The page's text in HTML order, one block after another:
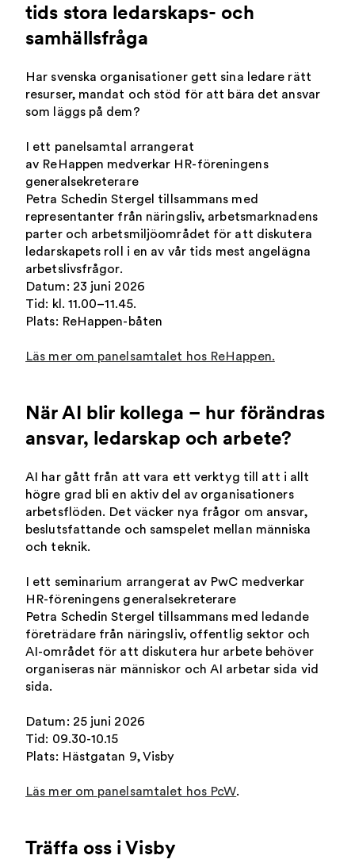
tids stora ledarskaps- och
samhällsfråga
Har svenska organisationer gett sina ledare rätt
resurser, mandat och stöd för att bära det ansvar
som läggs på dem?
I ett panelsamtal arrangerat
av ReHappen medverkar HR-föreningens
generalsekreterare
Petra Schedin Stergel tillsammans med
representanter från näringsliv, arbetsmarknadens
parter och arbetsmiljöområdet för att diskutera
ledarskapets roll i en av vår tids mest angelägna
arbetslivsfrågor.
Datum: 23 juni 2026
Tid: kl. 11.00–11.45.
Plats: ReHappen-båten
Läs mer om panelsamtalet hos ReHappen.
När AI blir kollega – hur förändras
ansvar, ledarskap och arbete?
AI har gått från att vara ett verktyg till att i allt
högre grad bli en aktiv del av organisationers
arbetsflöden. Det väcker nya frågor om ansvar,
beslutsfattande och samspelet mellan människa
och teknik.
I ett seminarium arrangerat av PwC medverkar
HR-föreningens generalsekreterare
Petra Schedin Stergel tillsammans med ledande
företrädare från näringsliv, offentlig sektor och
AI-området för att diskutera hur arbete behöver
organiseras när människor och AI arbetar sida vid
sida.
Datum: 25 juni 2026
Tid: 09.30-10.15
Plats: Hästgatan 9, Visby
Läs mer om panelsamtalet hos PcW.
Träffa oss i Visby